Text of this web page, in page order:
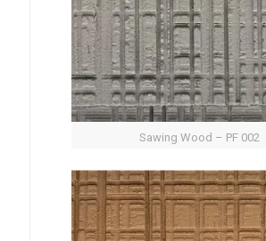
Sawing Wood – PF 002